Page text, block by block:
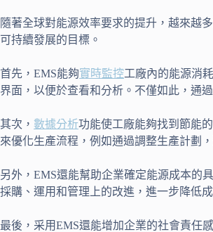
隨著全球對能源效率要求的提升，越來越
可持續發展的目標。
首先，EMS能夠實時監控工廠內的能源消
界面，以便於查看和分析。不僅如此，通
其次， 數據分析功能使工廠能夠找到節能
來優化生產流程，例如通過調整生產計劃
另外，EMS還能幫助企業確定能源成本的
採購、運用和管理上的改進，進一步降低成
最後，采用EMS還能增加企業的社會責任